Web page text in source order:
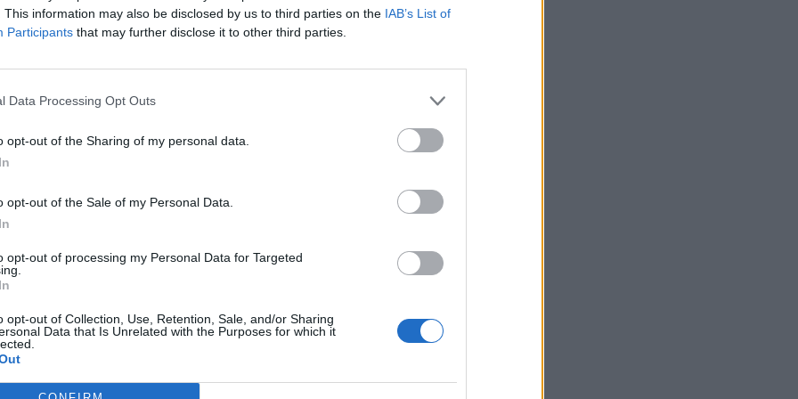
This information may also be disclosed by us to third parties on the IAB’s List of
Participants that may further disclose it to other third parties.
Data Processing Opt Outs
opt-out of the Sharing of my personal data.
opt-out of the Sale of my Personal Data.
opt-out of processing my Personal Data for Targeted
opt-out of Collection, Use, Retention, Sale, and/or Sharing
Data that Is Unrelated with the Purposes for which it
alulteljesítőnek számít a hazai részvényindex, legjobban a török és osztrák
(egyedi részvény és BUX) termékek. A befektetők többsége a kifutás felé közeledve
tartalmazza:
cikkarchívum
elmúlt 2 év napon belüli
Előfizetés